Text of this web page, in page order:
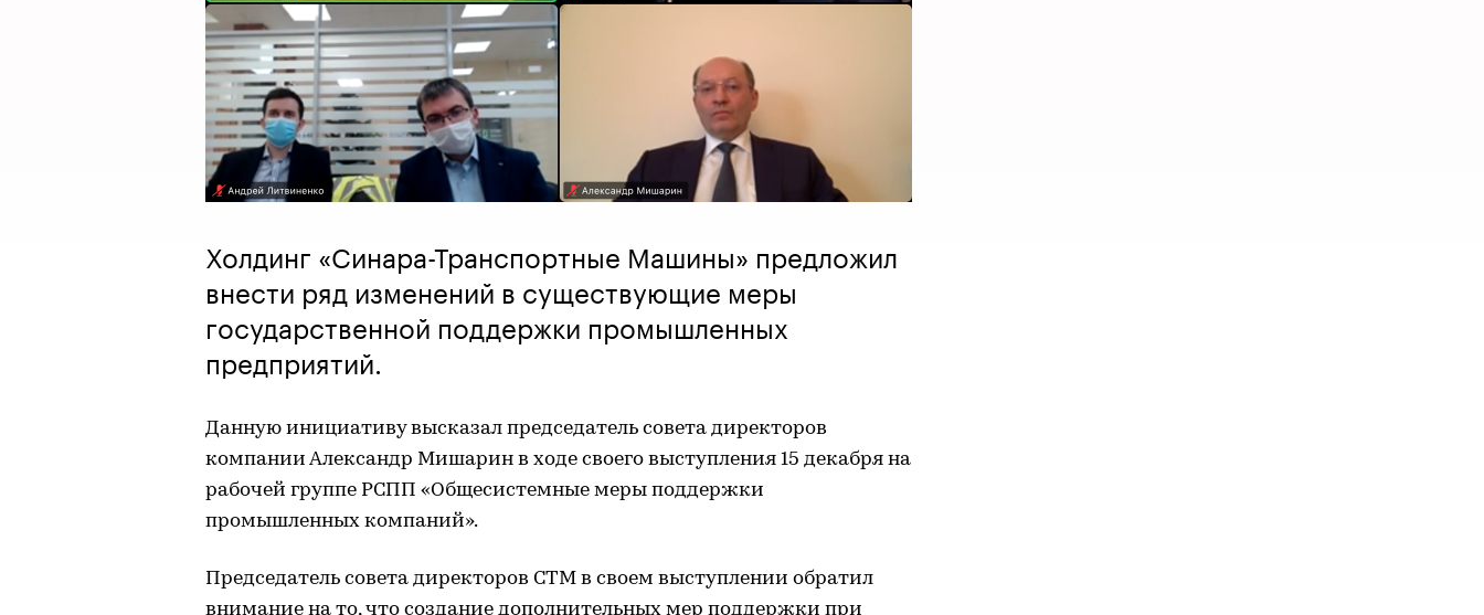
Холдинг «Синара-Транспортные Машины» предложил
внести ряд изменений в существующие меры
государственной поддержки промышленных
предприятий.
Данную инициативу высказал председатель совета директоров
компании Александр Мишарин в ходе своего выступления 15 декабря на
рабочей группе РСПП «Общесистемные меры поддержки
промышленных компаний».
Председатель совета директоров СТМ в своем выступлении обратил
внимание на то, что создание дополнительных мер поддержки при